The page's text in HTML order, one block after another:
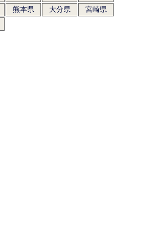
熊本県 大分県
宮崎県